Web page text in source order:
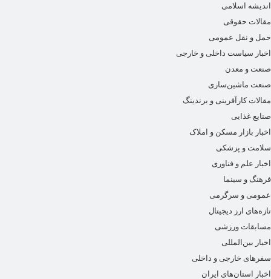
اندیشه اسلامی
مقالات حقوقی
حمل و نقل عمومی
اخبار سیاست داخلی و خارجی
صنعت و معدن
صنعت ماشین‌سازی
مقالات کارآفرینی و برندینگ
صنایع غذایی
اخبار بازار مسکن و املاک
سلامت و پزشکی
اخبار علم و فناوری
فرهنگ و سینما
عمومی و سرگرمی
تازه‌های ارز دیجیتال
مسابقات ورزشی
اخبار بین‌المللی
سفرهای خارجی و داخلی
اخبار استان‌های ایران